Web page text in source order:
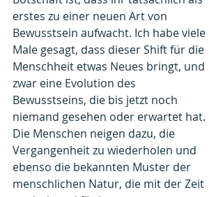
erstes zu einer neuen Art von
Bewusstsein aufwacht. Ich habe viele
Male gesagt, dass dieser Shift für die
Menschheit etwas Neues bringt, und
zwar eine Evolution des
Bewusstseins, die bis jetzt noch
niemand gesehen oder erwartet hat.
Die Menschen neigen dazu, die
Vergangenheit zu wiederholen und
ebenso die bekannten Muster der
menschlichen Natur, die mit der Zeit